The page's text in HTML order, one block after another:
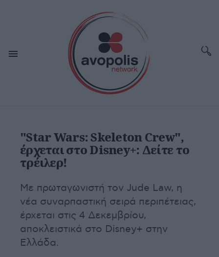
"Star Wars: Skeleton Crew",
έρχεται στο Disney+: Δείτε το
τρέιλερ!
Με πρωταγωνιστή τον Jude Law, η
νέα συναρπαστική σειρά περιπέτειας,
έρχεται στις 4 Δεκεμβρίου,
αποκλειστικά στο Disney+ στην
Ελλάδα.